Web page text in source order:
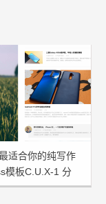
适合你的纯写作
模板C.U.X-1 分